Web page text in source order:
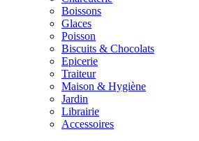
Boissons
Glaces
Poisson
Biscuits & Chocolats
Epicerie
Traiteur
Maison & Hygiène
Jardin
Librairie
Accessoires